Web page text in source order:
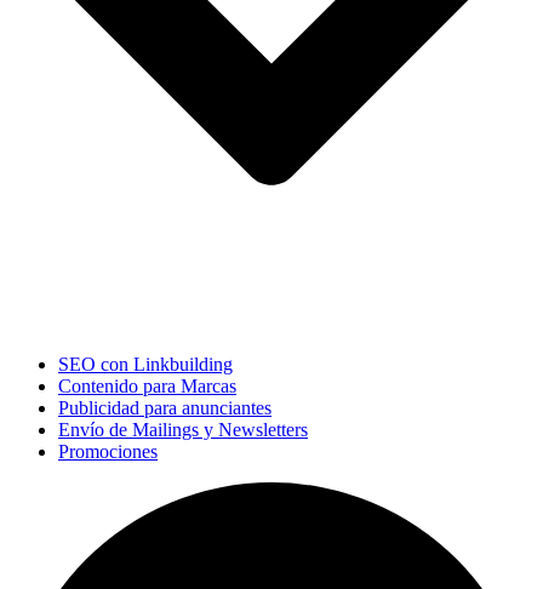
SEO con Linkbuilding
Contenido para Marcas
Publicidad para anunciantes
Envío de Mailings y Newsletters
Promociones